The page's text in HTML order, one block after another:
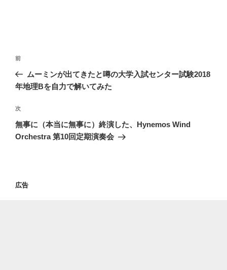
投
ナ
ゲ
ー
シ
過
去
の
稿
前
ムーミンが出てきたと噂の大学入試センター試験2018
年地理Bを自力で解いてみた
次
の
投
次
無事に（本当に無事に）終演した、Hynemos Wind
Orchestra 第10回定期演奏会
広告